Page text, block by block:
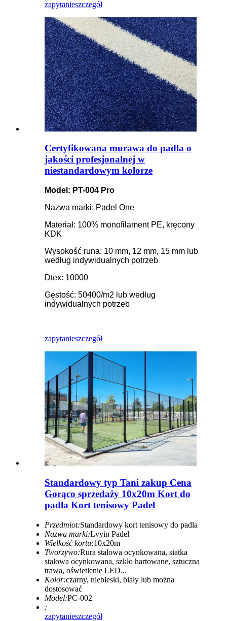
zapytanieszczegół
Certyfikowana murawa do padla o
jakości profesjonalnej w
niestandardowym kolorze
Model: PT-004 Pro
Nazwa marki: Padel One
Materiał: 100% monofilament PE, kręcony
KDK
Wysokość runa: 10 mm, 12 mm, 15 mm lub
według indywidualnych potrzeb
Dtex: 10000
Gęstość: 50400/m2 lub według
indywidualnych potrzeb
zapytanieszczegół
Standardowy typ Tani zakup Cena
Gorąco sprzedaży 10x20m Kort do
padla Kort tenisowy Padel
Przedmiot:Standardowy kort tenisowy do padla
Nazwa marki:Lvyin Padel
Wielkość kortu:10x20m
Tworzywo:Rura stalowa ocynkowana, siatka
stalowa ocynkowana, szkło hartowane, sztuczna
trawa, oświetlenie LED...
Kolor:czarny, niebieski, biały lub można
dostosować
Model:PC-002
:
zapytanieszczegół